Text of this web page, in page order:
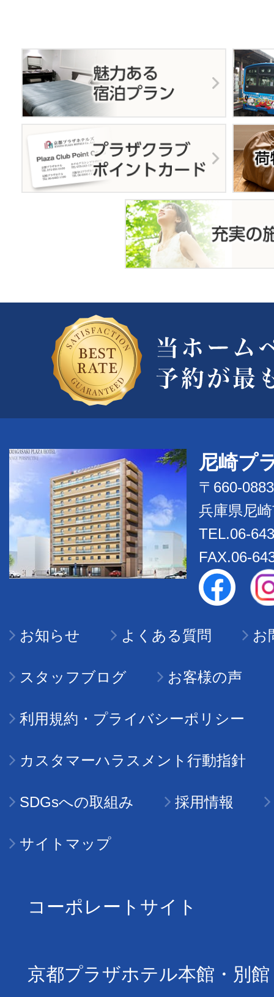
尼崎プ
〒660-0883
兵庫県尼
TEL.06-
FAX.06-
お知らせ よくある質問 お
スタッフブログ お客様の声
利用規約・プライバシーポリシー
カスタマーハラスメント行動指針
SDGsへの取組み 採用情報
サイトマップ
コーポレートサイト
京都プラザホテル本館・別館